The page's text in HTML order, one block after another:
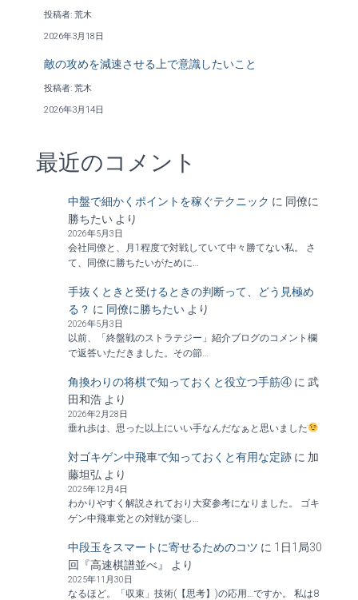
投稿者: 荒木
2026年3月18日
敵の攻めを減速させる上で意識したいこと
投稿者: 荒木
2026年3月14日
最近のコメント
中盤で細かくポイントを稼ぐテクニック に 同僚に
勝ちたい より
2026年5月3日
会社同僚と、月1程度で対戦していて中々勝てない私。 さ
て、同僚に勝ちたいがために…
手抜くときと受けるときの判断って、どう見極め
る？ に 同僚に勝ちたい より
2026年5月3日
以前、「終盤戦のストラテジー」紹介ブログのコメント欄
で返答いただきました。その節…
角換わりの将棋で知っておくと役立つ手筋④ に 武
田和浩 より
2026年2月28日
垂れ歩は、思った以上にいい手なんだなぁと思いました
対ゴキゲン中飛車で知っておくと有用な定跡 に 加
藤坦弘 より
2025年12月4日
わかりやすく解説されており大変参考になりました。 ゴキ
ゲン中飛車党との対戦が楽し…
中段玉をスマートに寄せるためのコツ に 1日1局30
回『高速棋譜並べ』
より
2025年11月30日
なるほど。「収束」技術(【思考】)の応用…ですか。 私は8